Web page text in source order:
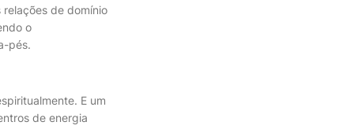
de domínio
o
pés.
E um
de energia